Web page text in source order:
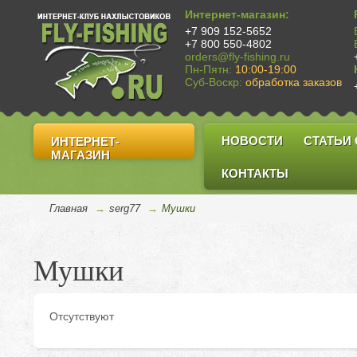
Интернет-магазин:
+7 909 152-5652
+7 800 550-4802
orders@fly-fishing.ru
Пн-Пятн: 10:00-19:00
Суб-Воскр: обработка заказов
ИНТЕРНЕТ-
МАГАЗИН
НОВОСТИ СТАТЬИ
КОНТАКТЫ
Главная → serg77 → Мушки
Мушки
Отсутствуют